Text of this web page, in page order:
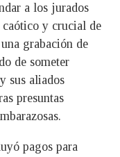
a los jurados
y crucial de
grabación de
de someter
sus aliados
presuntas
pagos para